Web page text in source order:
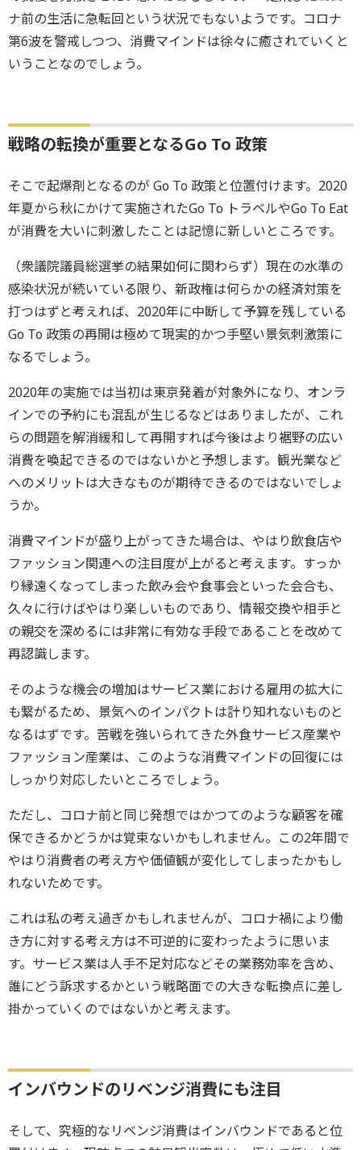
ナ前の生活に急転回という状況でもないようです。コロナ
第6波を警戒しつつ、消費マインドは徐々に癒されていくと
いうことなのでしょう。
戦略の転換が重要となるGo To 政策
そこで起爆剤となるのが Go To 政策と位置付けます。2020
年夏から秋にかけて実施されたGo To トラベルやGo To Eat
が消費を大いに刺激したことは記憶に新しいところです。
（衆議院議員総選挙の結果如何に関わらず）現在の水準の
感染状況が続いている限り、新政権は何らかの経済対策を
打つはずと考えれば、2020年に中断して予算を残している
Go To 政策の再開は極めて現実的かつ手堅い景気刺激策に
なるでしょう。
2020年の実施では当初は東京発着が対象外になり、オンラ
インでの予約にも混乱が生じるなどはありましたが、これ
らの問題を解消緩和して再開すれば今後はより裾野の広い
消費を喚起できるのではないかと予想します。観光業など
へのメリットは大きなものが期待できるのではないでしょ
うか。
消費マインドが盛り上がってきた場合は、やはり飲食店や
ファッション関連への注目度が上がると考えます。すっか
り縁遠くなってしまった飲み会や食事会といった会合も、
久々に行けばやはり楽しいものであり、情報交換や相手と
の親交を深めるには非常に有効な手段であることを改めて
再認識します。
そのような機会の増加はサービス業における雇用の拡大に
も繋がるため、景気へのインパクトは計り知れないものと
なるはずです。苦戦を強いられてきた外食サービス産業や
ファッション産業は、このような消費マインドの回復には
しっかり対応したいところでしょう。
ただし、コロナ前と同じ発想ではかつてのような顧客を確
保できるかどうかは覚束ないかもしれません。この2年間で
やはり消費者の考え方や価値観が変化してしまったかもし
れないためです。
これは私の考え過ぎかもしれませんが、コロナ禍により働
き方に対する考え方は不可逆的に変わったように思いま
す。サービス業は人手不足対応などその業務効率を含め、
誰にどう訴求するかという戦略面での大きな転換点に差し
掛かっていくのではないかと考えます。
インバウンドのリベンジ消費にも注目
そして、究極的なリベンジ消費はインバウンドであると位